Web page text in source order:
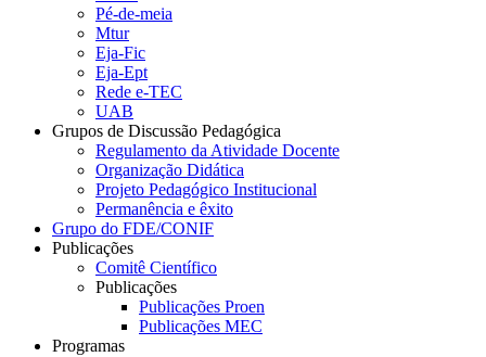
Pé-de-meia
Mtur
Eja-Fic
Eja-Ept
Rede e-TEC
UAB
Grupos de Discussão Pedagógica
Regulamento da Atividade Docente
Organização Didática
Projeto Pedagógico Institucional
Permanência e êxito
Grupo do FDE/CONIF
Publicações
Comitê Científico
Publicações
Publicações Proen
Publicações MEC
Programas